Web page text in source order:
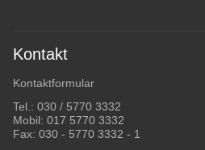
Kontakt
Kontaktformular
Tel.: 030 / 5770 3332
Mobil: 017 5770 3332
Fax: 030 - 5770 3332 - 1